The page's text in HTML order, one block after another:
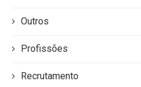
Outros
Profissões
Recrutamento